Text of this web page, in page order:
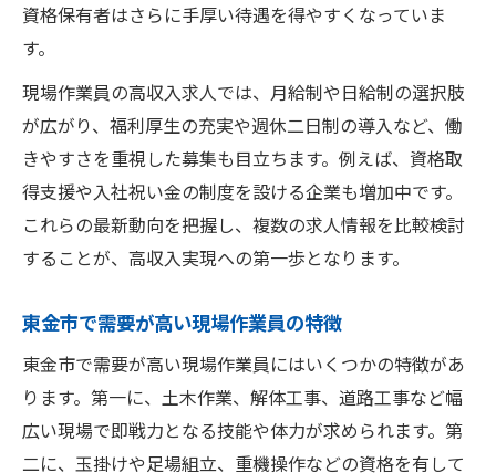
資格保有者はさらに手厚い待遇を得やすくなっていま
す。
現場作業員の高収入求人では、月給制や日給制の選択肢
が広がり、福利厚生の充実や週休二日制の導入など、働
きやすさを重視した募集も目立ちます。例えば、資格取
得支援や入社祝い金の制度を設ける企業も増加中です。
これらの最新動向を把握し、複数の求人情報を比較検討
することが、高収入実現への第一歩となります。
東金市で需要が高い現場作業員の特徴
東金市で需要が高い現場作業員にはいくつかの特徴があ
ります。第一に、土木作業、解体工事、道路工事など幅
広い現場で即戦力となる技能や体力が求められます。第
二に、玉掛けや足場組立、重機操作などの資格を有して